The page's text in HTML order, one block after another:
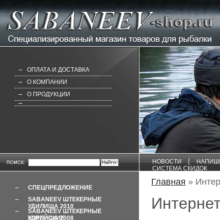
ОПЛАТА И ДОСТАВКА
О КОМПАНИИ
О ПРОДУКЦИИ
НОВОСТИ
СИСТЕМА СКИДОК
СПЕЦПРЕДЛОЖЕНИЕ
SABANEEV ШТЕКЕРНЫЕ
SABANEEV ШТЕКЕРНЫЕ
Главная »